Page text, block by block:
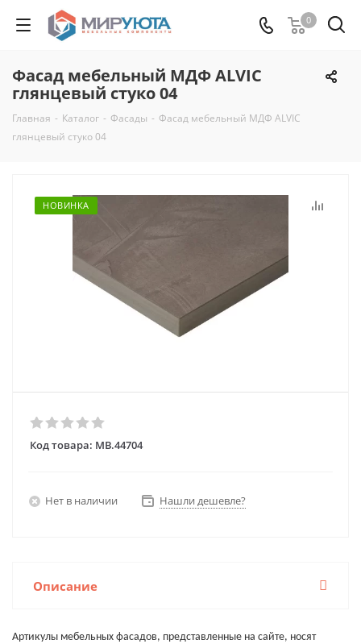
0
Фасад мебельный МДФ ALVIC
глянцевый стуко 04
Главная - Каталог - Фасады - Фасад мебельный МДФ ALVIC
глянцевый стуко 04
НОВИНКА
Код товара: MB.44704
Нет в наличии Нашли дешевле?
Описание
Артикулы мебельных фасадов, представленные на сайте, носят